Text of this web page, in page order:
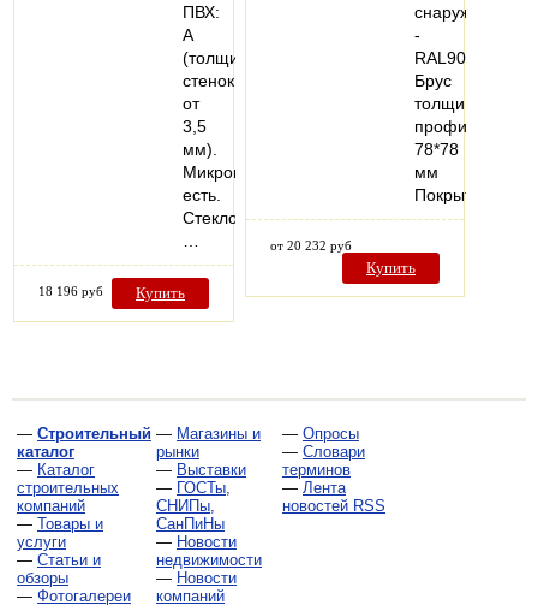
ПВХ:
А
(толщина
стенок
от
3,5
мм).
Микропроветривание:
есть.
Стеклопакеты:
18 196 руб Купить
снаружи
-
RAL9016
Брус
толщиной
профиля
78*78
мм
Покрытие…
от 20 232 руб
Купить
— Строительный
каталог
— Каталог
строительных
компаний
— Товары и
услуги
— Статьи и
обзоры
— Фотогалереи
— Магазины и
рынки
— Выставки
— ГОСТы,
СНИПы,
СанПиНы
— Новости
недвижимости
— Новости
компаний
— Опросы
— Словари
терминов
— Лента
новостей RSS